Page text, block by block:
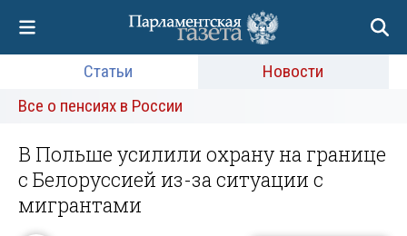
Статьи
Новости
Все о пенсиях в России
В Польше усилили охрану на границе
с Белоруссией из-за ситуации с
мигрантами